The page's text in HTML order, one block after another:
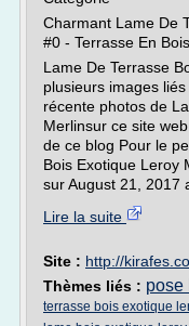
Charmant Lame De
#0 - Terrasse En
Lame De Terrasse
plusieurs images
récente photos de
Merlinsur ce site
de ce blog Pour le
Bois Exotique Leroy
sur August 21, 2017
Lire la suite
Site : http://
Thèmes liés : pose
terrasse bois exotique